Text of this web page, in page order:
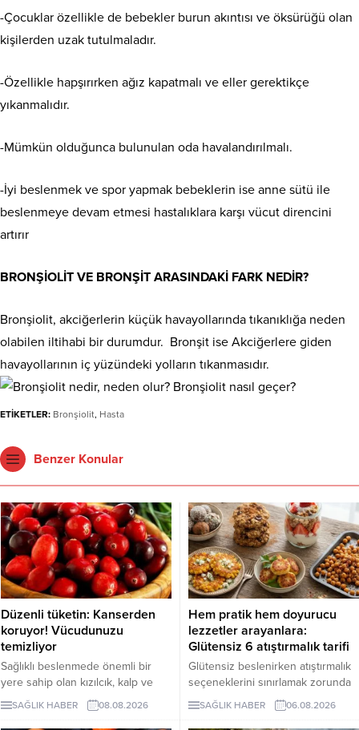
-Çocuklar özellikle de bebekler burun akıntısı ve öksürüğü olan
kişilerden uzak tutulmaladır.
-Özellikle hapşırırken ağız kapatmalı ve eller gerektikçe
yıkanmalıdır.
-Mümkün olduğunca bulunulan oda havalandırılmalı.
-İyi beslenmek ve spor yapmak bebeklerin ise anne sütü ile
beslenmeye devam etmesi hastalıklara karşı vücut direncini
artırır
BRONŞİOLİT VE BRONŞİT ARASINDAKİ FARK NEDİR?
Bronşiolit, akciğerlerin küçük havayollarında tıkanıklığa neden
olabilen iltihabi bir durumdur. Bronşit ise Akciğerlere giden
havayollarının iç yüzündeki yolların tıkanmasıdır.
ETİKETLER: Bronşiolit, Hasta
Benzer Konular
Düzenli tüketin: Kanserden
koruyor! Vücudunuzu
temizliyor
Sağlıklı beslenmede önemli bir
yere sahip olan kızılcık, kalp ve
damar sistemini desteklerken
bağışıklık sisteminin güçlenmesine
SAĞLIK HABER 08.08.2026
Hem pratik hem doyurucu
lezzetler arayanlara:
Glütensiz 6 atıştırmalık tarifi
Glütensiz beslenirken atıştırmalık
seçeneklerini sınırlamak zorunda
değilsiniz. Evde kolayca
hazırlayabileceğiniz bu 5 glütensiz
SAĞLIK HABER 06.08.2026